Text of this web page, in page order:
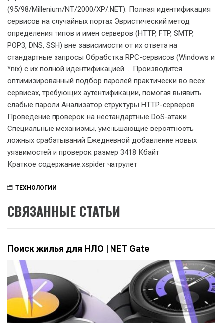
(95/98/Millenium/NT/2000/XP/.NET). Полная идентификация
сервисов на случайных портах Эвристический метод
определения типов и имен серверов (HTTP, FTP, SMTP,
POP3, DNS, SSH) вне зависимости от их ответа на
стандартные запросы Обработка RPC-сервисов (Windows и
*nix) с их полной идентификацией … Производится
оптимизированный подбор паролей практически во всех
сервисах, требующих аутентификации, помогая выявить
слабые пароли Анализатор структуры HTTP-серверов
Проведение проверок на нестандартные DoS-атаки
Специальные механизмы, уменьшающие вероятность
ложных срабатываний Ежедневной добавление новых
уязвимостей и проверок размер 3418 Кбайт
Краткое содержание:xspider чатрулет
ТЕХНОЛОГИИ
СВЯЗАННЫЕ СТАТЬИ
Поиск жилья для НЛО | NET Gate